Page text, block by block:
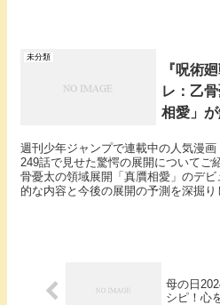
未分類
『呪術
レ：乙
相愛」が
週刊少年ジャンプで連載中の人気漫
249話で見せた驚愕の展開についてご
骨憂太の領域展開「真贋相愛」のデ
的な内容と今後の展開の予測を深掘り
母の日
シピ！心